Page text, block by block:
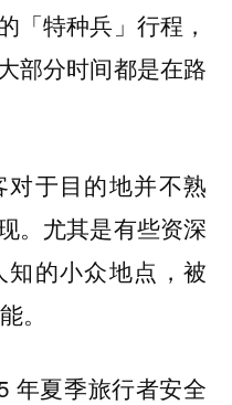
「特种兵」行程，
部分时间都是在路
于目的地并不熟
。尤其是有些资深
的小众地点，被
。
年夏季旅行者安全